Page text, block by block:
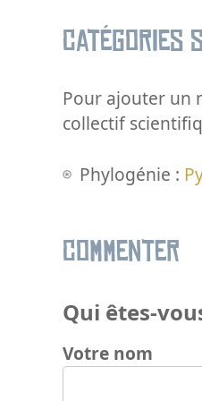
Catégories
Pour ajouter un
collectif
Phylogénie :
Commenter
Qui êtes-
Votre nom